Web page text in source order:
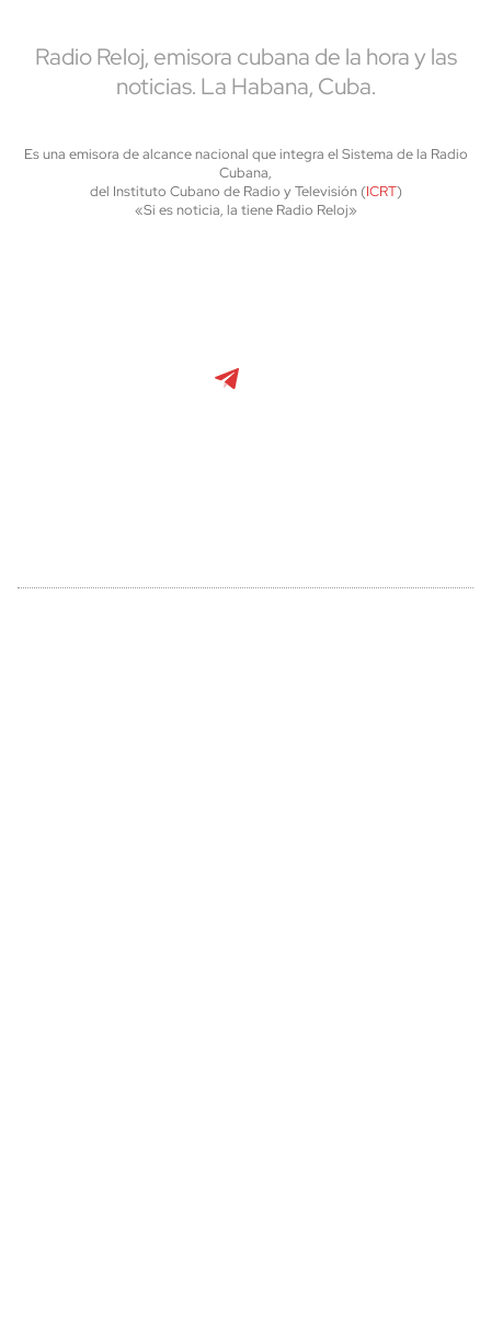
Radio Reloj, emisora cubana de la hora y las
noticias. La Habana, Cuba.
Es una emisora de alcance nacional que integra el Sistema de la Radio
Cubana,
del Instituto Cubano de Radio y Televisión (ICRT)
«Si es noticia, la tiene Radio Reloj»